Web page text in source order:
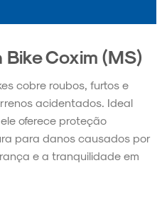
Coxim (MS)
cobre roubos, furtos e
acidentados. Ideal
oferece proteção
para danos causados por
e a tranquilidade em